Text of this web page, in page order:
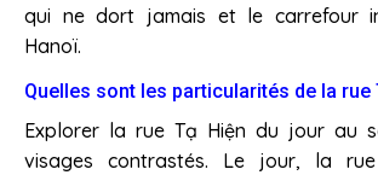
qui ne dort jamais et le carrefour
Hanoï.
Quelles sont les particularités de la rue
Explorer la rue Tạ Hiện du jour au
visages contrastés. Le jour, la